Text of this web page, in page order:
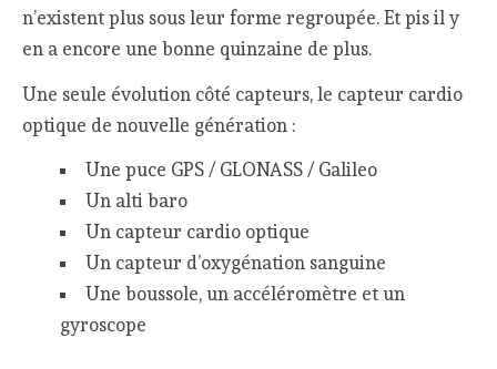
n’existent plus sous leur forme regroupée. Et pis il y
en a encore une bonne quinzaine de plus.
Une seule évolution côté capteurs, le capteur cardio
optique de nouvelle génération :
Une puce GPS / GLONASS / Galileo
Un alti baro
Un capteur cardio optique
Un capteur d’oxygénation sanguine
Une boussole, un accéléromètre et un
gyroscope